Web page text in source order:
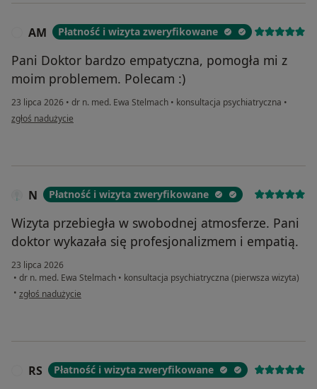
AM Płatność i wizyta zweryfikowane
Pani Doktor bardzo empatyczna, pomogła mi z
moim problemem. Polecam :)
23 lipca 2026 • dr n. med. Ewa Stelmach • konsultacja psychiatryczna •
w opinii użytkownika AM
zgłoś nadużycie
N Płatność i wizyta zweryfikowane
Wizyta przebiegła w swobodnej atmosferze. Pani
doktor wykazała się profesjonalizmem i empatią.
23 lipca 2026
• dr n. med. Ewa Stelmach • konsultacja psychiatryczna (pierwsza wizyta)
• w opinii użytkownika N
zgłoś nadużycie
RS Płatność i wizyta zweryfikowane